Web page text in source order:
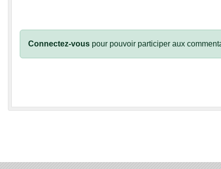
Connectez-vous pour pouvoir participer aux